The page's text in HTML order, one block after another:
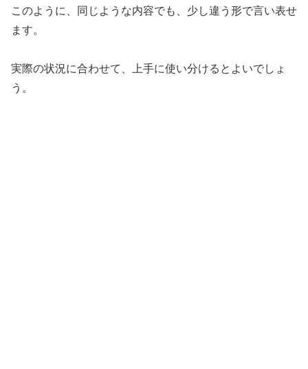
このように、同じような内容でも、少し違う形で言い表せ
ます。
実際の状況に合わせて、上手に使い分けるとよいでしょ
う。